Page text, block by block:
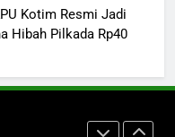
Kotim Resmi Jadi
Hibah Pilkada Rp40
di SPBU
Ditangani Cepat,